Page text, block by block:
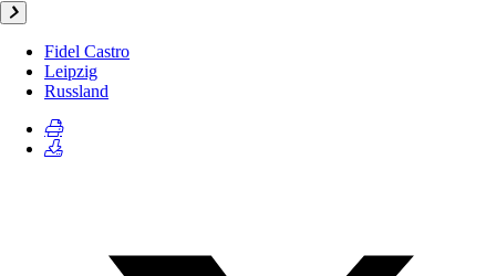
Fidel Castro
Leipzig
Russland